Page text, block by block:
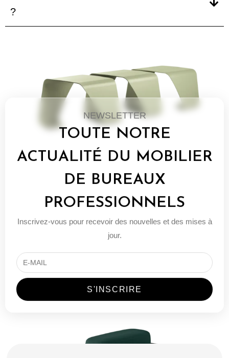
?
NEWSLETTER
TOUTE NOTRE
ACTUALITÉ DU MOBILIER
DE BUREAUX
PROFESSIONNELS
Inscrivez-vous pour recevoir des nouvelles et des mises à
jour.